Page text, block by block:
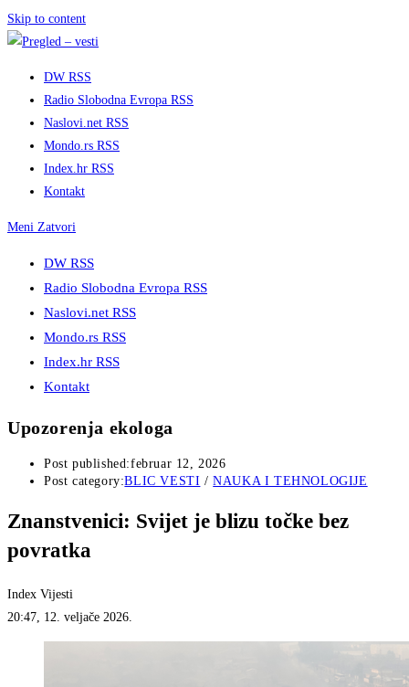
Skip to content
DW RSS
Radio Slobodna Evropa RSS
Naslovi.net RSS
Mondo.rs RSS
Index.hr RSS
Kontakt
Meni Zatvori
DW RSS
Radio Slobodna Evropa RSS
Naslovi.net RSS
Mondo.rs RSS
Index.hr RSS
Kontakt
Upozorenja ekologa
Post published:februar 12, 2026
Post category:BLIC VESTI / NAUKA I TEHNOLOGIJE
Znanstvenici: Svijet je blizu točke bez
povratka
Index Vijesti
20:47, 12. veljače 2026.